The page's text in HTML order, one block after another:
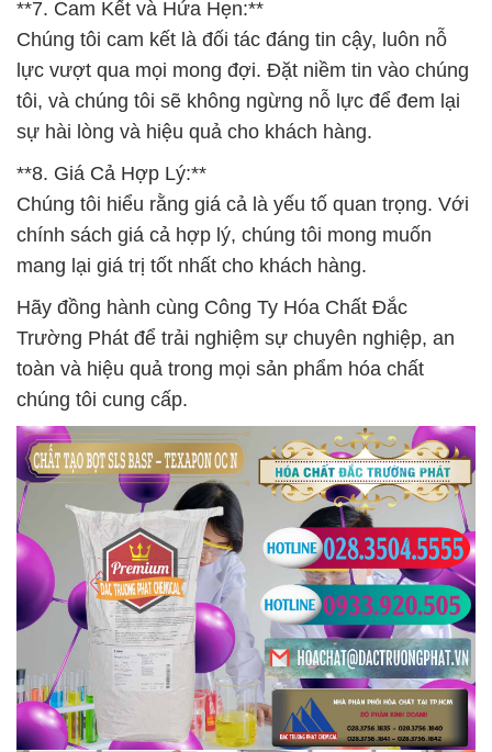
**7. Cam Kết và Hứa Hẹn:**
Chúng tôi cam kết là đối tác đáng tin cậy, luôn nỗ
lực vượt qua mọi mong đợi. Đặt niềm tin vào chúng
tôi, và chúng tôi sẽ không ngừng nỗ lực để đem lại
sự hài lòng và hiệu quả cho khách hàng.
**8. Giá Cả Hợp Lý:**
Chúng tôi hiểu rằng giá cả là yếu tố quan trọng. Với
chính sách giá cả hợp lý, chúng tôi mong muốn
mang lại giá trị tốt nhất cho khách hàng.
Hãy đồng hành cùng Công Ty Hóa Chất Đắc
Trường Phát để trải nghiệm sự chuyên nghiệp, an
toàn và hiệu quả trong mọi sản phẩm hóa chất
chúng tôi cung cấp.